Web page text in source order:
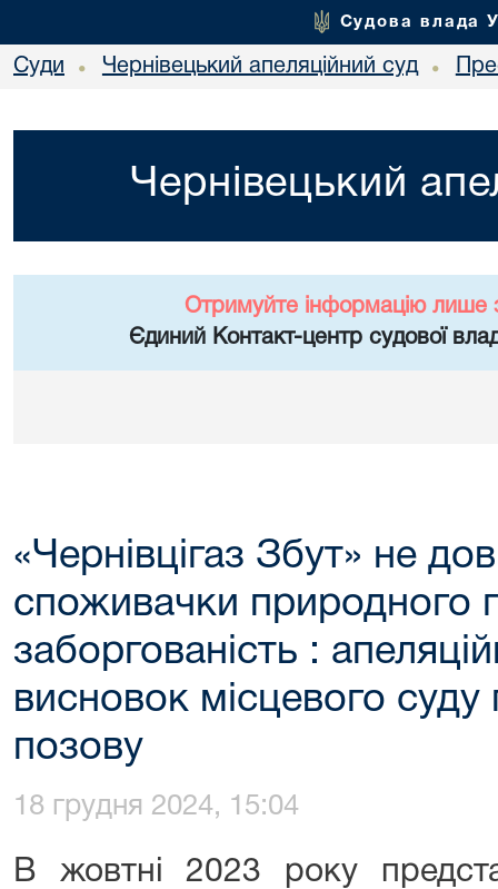
Судова влада
Суди • Чернівецький апеляційний суд •
Чернівецький
Отримуйте інформацію лише
Єдиний Контакт-центр судової
«Чернівцігаз Збут» не
споживачки природного
заборгованість :
висновок місцевого суду
позову
18 грудня 2024, 15:04
В жовтні 2023 року